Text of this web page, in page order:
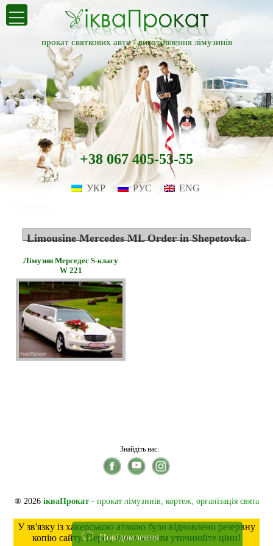
прокат святкових авто /виготовлення лімузинів
+38 067 405-53-55
УКР РУС ENG
Limousine Mercedes ML Order in Shepetovka
Лімузин Мерседес S-класу
W 221
Знайдіть нас:
® 2026 ікваПрокат- прокат лімузинів, кортеж, організація свята
У зв'язку із хакерською атакою було відновлено резервну
копію сайту. Перед замовленням уточнюйте ціни!
Повідомлення